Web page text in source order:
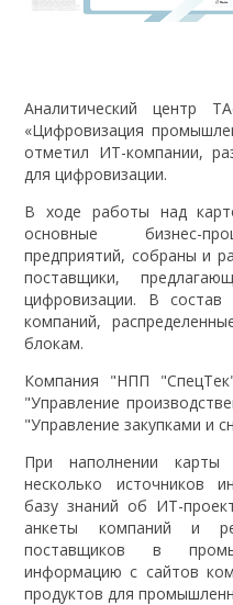
Аналитический центр
«Цифровизация
отметил ИТ-компании,
для цифровизации.
В ходе работы над
основные бизнес-
предприятий, собраны и
поставщики,
цифровизации. В
компаний,
блокам.
Компания "НПП
"Управление
"Управление закупками и
При наполнении карты
несколько источников
базу знаний об ИТ-
анкеты компаний и
поставщиков в
информацию с сайтов
продуктов для